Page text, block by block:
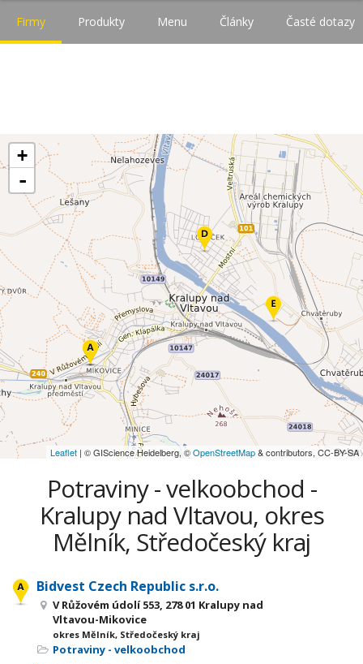
Firmy Produkty Menu Články Časté dotazy
+
-
Leaflet | © GIScience Heidelberg, ©OpenStreetMap& contributors, CC-BY-SA
Potraviny - velkoobchod -
Kralupy nad Vltavou, okres
Mělník, Středočeský kraj
Bidvest Czech Republic s.r.o.
V Růžovém údolí 553, 278 01 Kralupy nad
Vltavou-Mikovice
okres Mělník, Středočeský kraj
Potraviny - velkoobchod